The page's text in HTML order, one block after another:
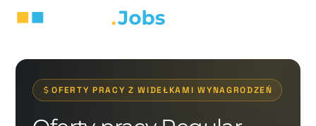
OFERTY PRACY Z WIDEŁKAMI WYNAGRODZEŃ